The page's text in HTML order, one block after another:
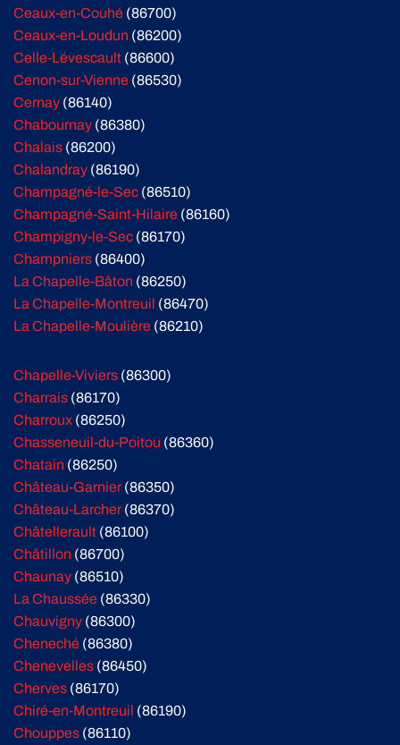
Ceaux-en-Couhé (86700)
Ceaux-en-Loudun (86200)
Celle-Lévescault (86600)
Cenon-sur-Vienne (86530)
Cernay (86140)
Chabournay (86380)
Chalais (86200)
Chalandray (86190)
Champagné-le-Sec (86510)
Champagné-Saint-Hilaire (86160)
Champigny-le-Sec (86170)
Champniers (86400)
La Chapelle-Bâton (86250)
La Chapelle-Montreuil (86470)
La Chapelle-Moulière (86210)
Chapelle-Viviers (86300)
Charrais (86170)
Charroux (86250)
Chasseneuil-du-Poitou (86360)
Chatain (86250)
Château-Garnier(86350)
Château-Larcher(86370)
Châtellerault (86100)
Châtillon (86700)
Chaunay (86510)
La Chaussée (86330)
Chauvigny (86300)
Cheneché (86380)
Chenevelles (86450)
Cherves (86170)
Chiré-en-Montreuil (86190)
Chouppes (86110)